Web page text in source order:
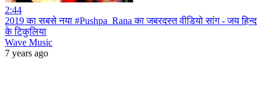
2:44
2019 का सबसे नया #Pushpa_Rana का जबरदस्त वीडियो सांग - जय हिन्द
के टिकुलिया
Wave Music
7 years ago